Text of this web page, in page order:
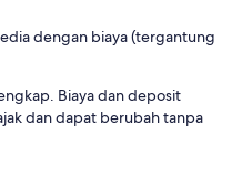
dengan biaya (tergantung
Biaya dan deposit
dan dapat berubah tanpa